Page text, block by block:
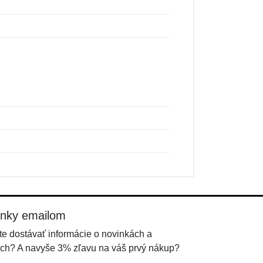
emailom
dostávať informácie o novinkách a
A navyše 3% zľavu na váš prvý nákup?